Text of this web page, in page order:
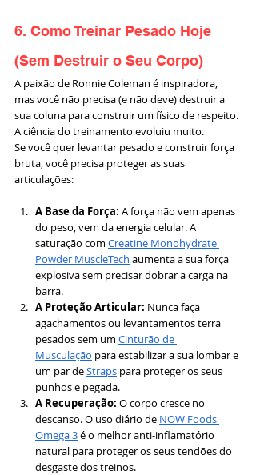
6. Como Treinar Pesado Hoje
(Sem Destruir o Seu Corpo)
A paixão de Ronnie Coleman é inspiradora,
mas você não precisa (e não deve) destruir a
sua coluna para construir um físico de respeito.
A ciência do treinamento evoluiu muito.
Se você quer levantar pesado e construir força
bruta, você precisa proteger as suas
articulações:
A Base da Força: A força não vem apenas
do peso, vem da energia celular. A
saturação com Creatine Monohydrate
Powder MuscleTech aumenta a sua força
explosiva sem precisar dobrar a carga na
barra.
A Proteção Articular: Nunca faça
agachamentos ou levantamentos terra
pesados sem um Cinturão de
Musculação para estabilizar a sua lombar e
um par de Straps para proteger os seus
punhos e pegada.
A Recuperação: O corpo cresce no
descanso. O uso diário de NOW Foods
Omega 3 é o melhor anti-inflamatório
natural para proteger os seus tendões do
desgaste dos treinos.